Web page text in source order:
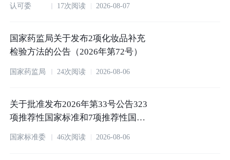
认可委 17次阅读 2026-08-07
国家药监局关于发布2项化妆品补充
检验方法的公告（2026年第72号）
国家药监局 24次阅读 2026-08-06
关于批准发布2026年第33号公告323
项推荐性国家标准和7项推荐性国家
标准修改单的公告
国家标准委 46次阅读 2026-08-06